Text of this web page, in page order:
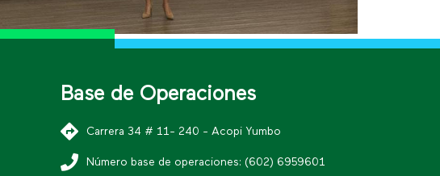
Base de Operaciones
Carrera 34 # 11- 240 - Acopi Yumbo
Número base de operaciones: (602) 6959601